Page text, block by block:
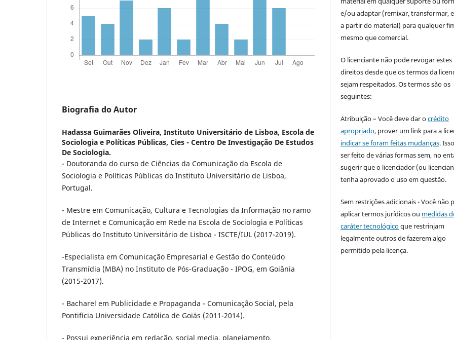
Biografia do Autor
Hadassa Guimarães Oliveira, Instituto Universitário de Lisboa, Escola de
Sociologia e Políticas Públicas, Cies - Centro De Investigação De Estudos
De Sociologia.
- Doutoranda do curso de Ciências da Comunicação da Escola de
Sociologia e Políticas Públicas do Instituto Universitário de Lisboa,
Portugal.
- Mestre em Comunicação, Cultura e Tecnologias da Informação no ramo
de Internet e Comunicação em Rede na Escola de Sociologia e Políticas
Públicas do Instituto Universitário de Lisboa - ISCTE/IUL (2017-2019).
-Especialista em Comunicação Empresarial e Gestão do Conteúdo
Transmídia (MBA) no Instituto de Pós-Graduação - IPOG, em Goiânia
(2015-2017).
- Bacharel em Publicidade e Propaganda - Comunicação Social, pela
Pontifícia Universidade Católica de Goiás (2011-2014).
- Possui experiência em redação, social media, planejamento,
e/ou adaptar (remixar, transformar,
a partir do material) para qualquer
mesmo que comercial.
O licenciante não pode revogar estes
direitos desde que os termos da
sejam respeitados. Os termos são os
seguintes:
Atribuição – Você deve dar ocrédito
apropriado, prover um link para a
indicar se foram feitas mudanças.
ser feito de várias formas sem, no
sugerir que o licenciador (ou
tenha aprovado o uso em questão.
Sem restrições adicionais - Você não
aplicar termos jurídicos ou medidas
caráter tecnológicoque restrinjam
legalmente outros de fazerem algo
permitido pela licença.